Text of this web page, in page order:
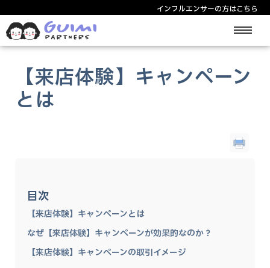
インフルエンサーの方はこちら
【来店体験】キャンペーン
とは
目次
【来店体験】キャンペーンとは
なぜ【来店体験】キャンペーンが効果的なのか？
【来店体験】キャンペーンの取引イメージ